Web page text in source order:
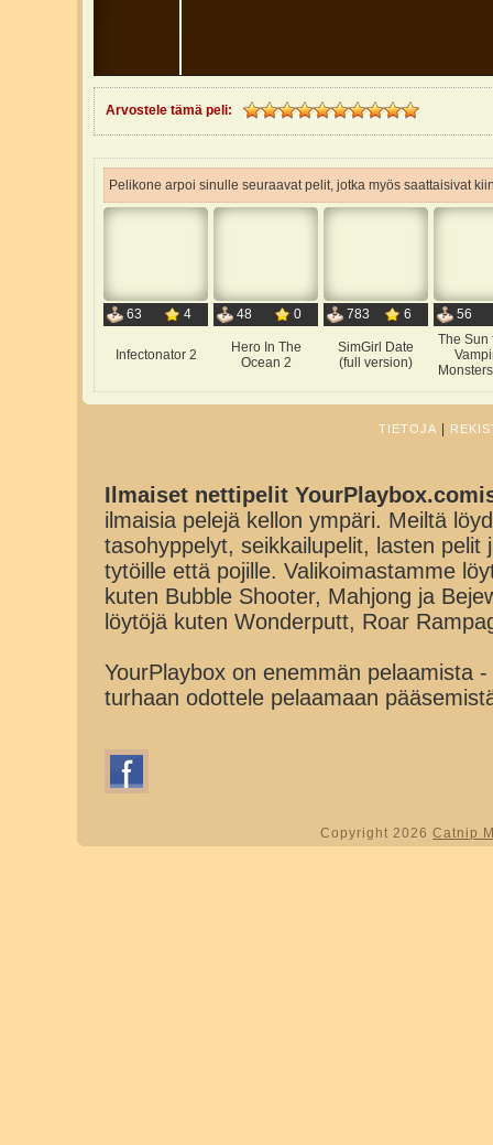
Arvostele tämä peli:
Pelikone arpoi sinulle seuraavat pelit, jotka myös saattaisivat
63 4
Infectonator 2
48 0
Hero In The
Ocean 2
783 6
SimGirl Date
(full version)
56
The Sun
TIETOJA
Ilmaiset nettipelit
ilmaisia pelejä kellon ympäri. Meiltä
tasohyppelyt, seikkailupelit, lasten
tytöille että pojille. Valikoimastamme
kuten Bubble Shooter, Mahjong ja
löytöjä kuten Wonderputt, Roar
YourPlaybox on enemmän pelaamista
turhaan odottele pelaamaan
Copyright 2026 Catnip